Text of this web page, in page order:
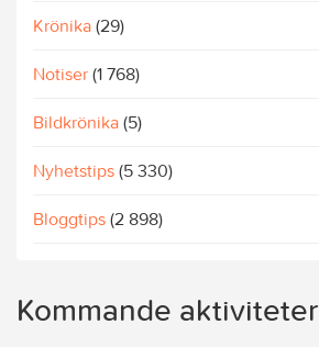
Krönika (29)
Notiser (1 768)
Bildkrönika (5)
Nyhetstips (5 330)
Bloggtips (2 898)
Kommande aktiviteter